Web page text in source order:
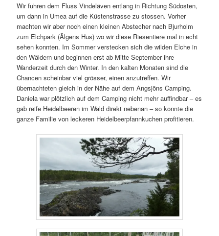
Wir fuhren dem Fluss Vindeläven entlang in Richtung Südosten,
um dann in Umea auf die Küstenstrasse zu stossen. Vorher
machten wir aber noch einen kleinen Abstecher nach Bjurholm
zum Elchpark (Älgens Hus) wo wir diese Riesentiere mal in echt
sehen konnten. Im Sommer verstecken sich die wilden Elche in
den Wäldern und beginnen erst ab Mitte September ihre
Wanderzeit durch den Winter. In den kalten Monaten sind die
Chancen scheinbar viel grösser, einen anzutreffen. Wir
übernachteten gleich in der Nähe auf dem Angsjöns Camping.
Daniela war plötzlich auf dem Camping nicht mehr auffindbar – es
gab reife Heidelbeeren im Wald direkt nebenan – so konnte die
ganze Familie von leckeren Heidelbeerpfannkuchen profitieren.